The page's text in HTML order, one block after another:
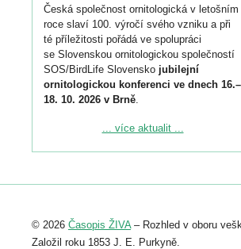
Česká společnost ornitologická v letošním
roce slaví 100. výročí svého vzniku a při
té příležitosti pořádá ve spolupráci
se Slovenskou ornitologickou společností
SOS/BirdLife Slovensko jubilejní
ornitologickou konferenci ve dnech 16.–
18. 10. 2026 v Brně.
Podrobnější informace ke konferenci
Registrovat se můžete do 6. září.
abstraktu přihlášené přednášky nebo
posteru je už 30. června.
... více aktualit ...
© 2026 Časopis ŽIVA– Rozhled v oboru
Založil roku 1853 J. E. Purkyně.